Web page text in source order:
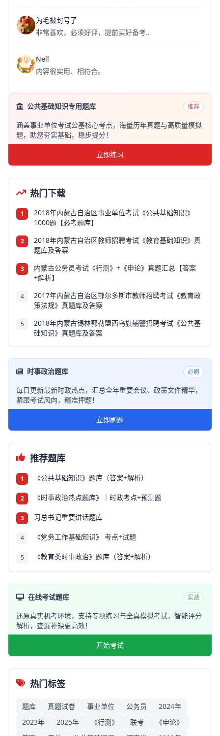
为毛被封号了
非常喜欢，必须好评，提前买好备考..
Nell
内容很实用、相符合。
公共基础知识专用题库 推荐
涵盖事业单位考试公基核心考点，海量历年真题与高质量模拟
题，助您夯实基础，稳步提分！
立即练习
热门下载
1
2018年内蒙古自治区事业单位考试《公共基础知识》
1000题【必考题库】
2
2018年内蒙古自治区教师招聘考试《教育基础知识》真
题库及答案
3
内蒙古公务员考试《行测》+《申论》真题汇总【答案
+解析】
4
2017年内蒙古自治区鄂尔多斯市教师招聘考试《教育政
策法规》真题库及答案
5
2018年内蒙古锡林郭勒盟西乌旗辅警招聘考试《公共基
础知识》真题库及答案
时事政治题库 必刷
每日更新最新时政热点，汇总全年重要会议、政策文件精华，
紧跟考试风向，精准押题！
立即刷题
推荐题库
1 《公共基础知识》题库（答案+解析）
2 《时事政治热点题库》｜时政考点+预测题
3 习总书记重要讲话题库
4 《党务工作基础知识》 考点+试题
5 《教育类时事政治》题库（答案+解析）
在线考试题库 实战
还原真实机考环境，支持专项练习与全真模拟考试，智能评分
解析，查漏补缺更高效！
开始考试
热门标签
题库 真题试卷 事业单位 公务员
2024年
2023年
2025年 《行测》 联考
《申论》